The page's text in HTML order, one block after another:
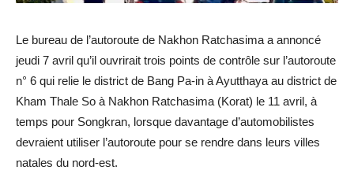
Le bureau de l’autoroute de Nakhon Ratchasima a annoncé
jeudi 7 avril qu’il ouvrirait trois points de contrôle sur l’autoroute
n° 6 qui relie le district de Bang Pa-in à Ayutthaya au district de
Kham Thale So à Nakhon Ratchasima (Korat) le 11 avril, à
temps pour Songkran, lorsque davantage d’automobilistes
devraient utiliser l’autoroute pour se rendre dans leurs villes
natales du nord-est.